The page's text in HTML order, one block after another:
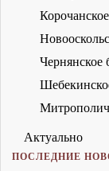
Чернянское
Актуально
ПОСЛЕДНИЕ